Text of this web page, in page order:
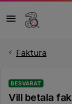
Faktura
BESVARAT
Vill betala